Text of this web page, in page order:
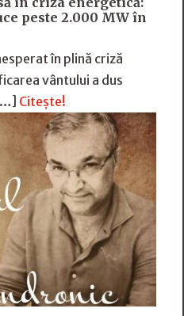
peste 2.000 MW în
în plină criză
vântului a dus
Citește!